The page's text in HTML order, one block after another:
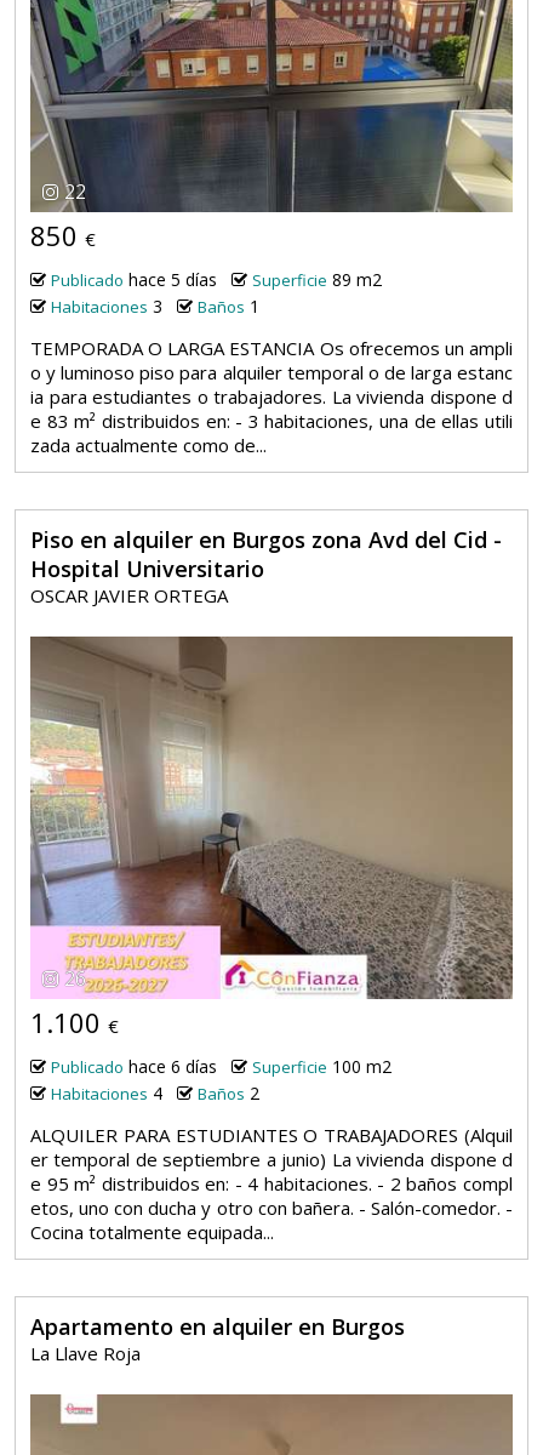
22
850 €
Publicado hace 5 días Superficie 89 m2
Habitaciones 3 Baños 1
TEMPORADA O LARGA ESTANCIA Os ofrecemos un ampli
o y luminoso piso para alquiler temporal o de larga estanc
ia para estudiantes o trabajadores. La vivienda dispone d
e 83 m² distribuidos en: - 3 habitaciones, una de ellas utili
zada actualmente como de...
Piso en alquiler en Burgos zona Avd del Cid -
Hospital Universitario
OSCAR JAVIER ORTEGA
26
1.100 €
Publicado hace 6 días Superficie 100 m2
Habitaciones 4 Baños 2
ALQUILER PARA ESTUDIANTES O TRABAJADORES (Alquil
er temporal de septiembre a junio) La vivienda dispone d
e 95 m² distribuidos en: - 4 habitaciones. - 2 baños compl
etos, uno con ducha y otro con bañera. - Salón-comedor. -
Cocina totalmente equipada...
Apartamento en alquiler en Burgos
La Llave Roja